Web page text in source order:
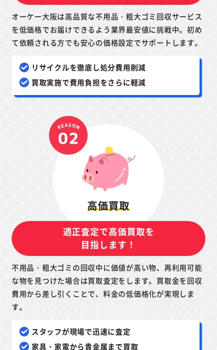
オーケー大阪は高品質な不用品・粗大ゴミ回収サービス
を低価格でお届けできるよう業界最安値に挑戦中。初め
て依頼される方でも安心の価格設定でサポートします。
リサイクルを徹底し処分費用削減
買取実施で費用負担をさらに軽減
高価買取
適正査定で高価買取を
目指します！
不用品・粗大ゴミの回収中に価値が高い物、再利用可能
な物を見つけた場合は買取査定をします。買取金を回収
費用から差し引くことで、料金の低価格化が実現しま
す。
スタッフが現場で迅速に査定
家具・家電から貴金属まで買取